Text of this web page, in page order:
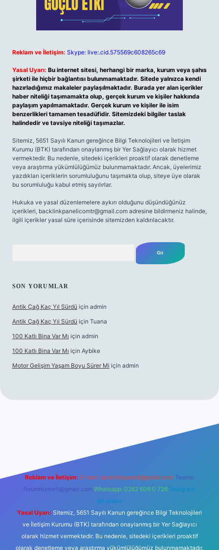
Reklam ve İletişim: Skype: live:.cid.575569c608265c69
Yasal Uyarı: Bu internet sitesi, herhangi bir marka, kurum veya şahıs
şirketi ile hiçbir bağlantısı bulunmamaktadır. Sitede yalnızca kendi
hazırladığımız makaleler paylaşılmaktadır. Burada yer alan içerikler
haber niteliği taşımamakta olup, gerçek kurum ve kişiler hakkında
paylaşım yapılmamaktadır. Gerçek kurum ve kişiler ile isim
benzerlikleri tamamen tesadüfidir. Sitemizdeki bilgiler taslak
halindedir ve tavsiye niteliği taşımazlar.
Sitemiz, 5651 Sayılı Kanun gereğince Bilgi Teknolojileri ve İletişim
Kurumu (BTK) tarafından onaylanmış bir Yer Sağlayıcı olarak hizmet
vermektedir. Bu nedenle, sitedeki içerikleri proaktif olarak denetleme
veya araştırma yükümlülüğümüz bulunmamaktadır. Ancak, üyelerimiz
yazdıkları içeriklerin sorumluluğunu taşımakta olup, siteye üye olarak
bu sorumluluğu kabul etmiş sayılırlar.
Hukuka ve yasal düzenlemelere aykırı olduğunu düşündüğünüz
içerikleri, backlinkpanelicomtr@gmail.com adresine bildirmeniz halinde,
ilgili içerikler yasal süre içerisinde sitemizden kaldırılacaktır.
SON YORUMLAR
Antik Çağ Kaç Yıl Sürdü için admin
Antik Çağ Kaç Yıl Sürdü için Tuana
100 Katlı Bina Var Mı için admin
100 Katlı Bina Var Mı için Aybike
Motor Gelişim Yaşam Boyu Sürer Mi için admin
Reklam ve İletişim: E-mail: backlinkpaneli@gmail.com Teams:
forumhizmeti@gmail.com Whatsapp: 0262 606 0 726 Telegram:
@karabul
Yasal Uyarı: Sitemiz, 5651 Sayılı Kanun gereğince Bilgi Teknolojileri
ve İletişim Kurumu (BTK) tarafından onaylanmış bir Yer Sağlayıcı
olarak hizmet vermektedir. Bu nedenle, sitedeki içerikleri proaktif
olarak denetleme veya araştırma yükümlülüğümüz bulunmamaktadır.